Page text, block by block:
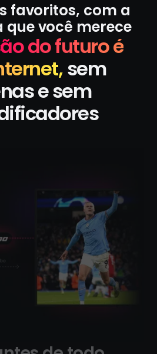
favoritos, com a
que você merece
do futuro é
sem
e sem